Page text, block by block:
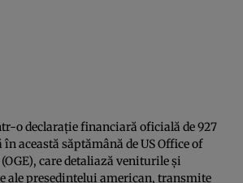
o declarație financiară oficială de 927
această săptămână de US Office of
care detaliază veniturile și
ale președintelui american, transmite